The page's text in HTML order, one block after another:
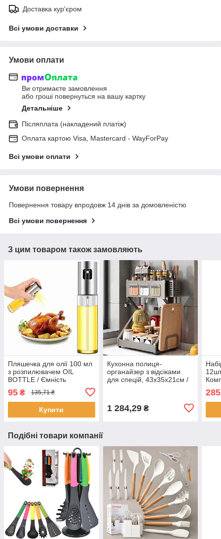
Доставка кур'єром
Всі умови доставки
Умови оплати
Ви отримаєте замовлення
або гроші повернуться на вашу картку
Детальніше
Післяплата (накладений платіж)
Оплата картою Visa, Mastercard - WayForPay
Всі умови оплати
Умови повернення
Повернення товару впродовж 14 днів за домовленістю
Всі умови повернення
З цим товаром також замовляють
Пляшечка для олії 100 мл
з розпилювачем OIL
BOTTLE / Ємність
диспенсер для олії та оцту
/ Спрей розпилювач для
олії
95 ₴ 135,71 ₴
Купити
Кухонна полиця-
органайзер з відсіками
для спецій, 43х35х21см /
1 284,29₴
285
Подібні товари компанії